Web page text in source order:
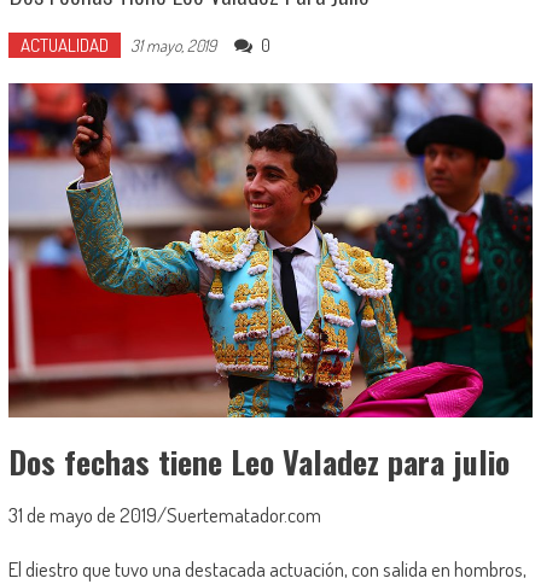
ACTUALIDAD 31 mayo, 2019 0
Dos fechas tiene Leo Valadez para julio
31 de mayo de 2019/Suertematador.com
El diestro que tuvo una destacada actuación, con salida en hombros,